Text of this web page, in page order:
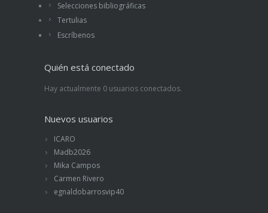
Selecciones bibliográficas
Tertulias
Escríbenos
Quién está conectado
Hay actualmente 0 usuarios conectados.
Nuevos usuarios
ICARO
Madb2026
Mika Campos
Carmen Rivero
egnaldobarrosvip40